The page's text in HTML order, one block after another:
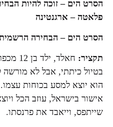
הסרט הים – זוכה להיות
פלאטה – ארגנטינה
הסרט הים – הבחירה
תקציר:
חאלד,
בטיול כיתתי, אבל לא
הוא יוצא למסע בכוחות
אישור בישראל, עוזב הכל
שייתפס, וייאבד את פרנסתו.